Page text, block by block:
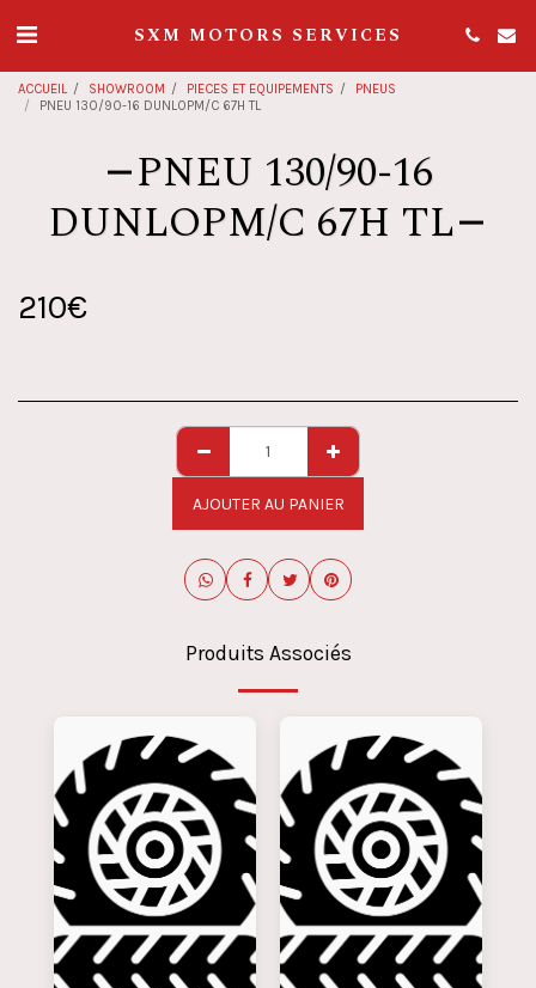
SXM MOTORS SERVICES
ACCUEIL SHOWROOM PIECES ET EQUIPEMENTS
PNEUS
PNEU 130/90-16 DUNLOPM/C 67H TL
PNEU 130/90-16
DUNLOPM/C 67H TL
210€
AJOUTER AU PANIER
Produits Associés